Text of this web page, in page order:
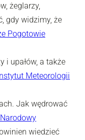
żeglarzy,
gdy widzimy, że
Pogotowie
i upałów, a także
Meteorologii
Jak wędrować
wiedzieć